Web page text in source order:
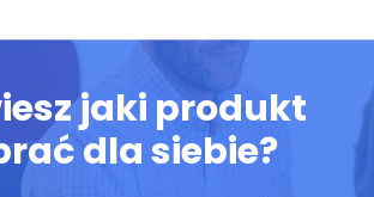
jaki produkt
dla siebie?